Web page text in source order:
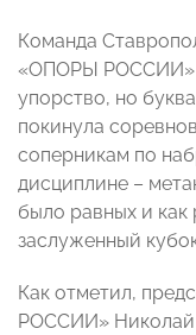
Команда
«ОПОРЫ РОССИИ»
упорство, но
покинула
соперникам по
дисциплине –
было равных и как
заслуженный
Как отметил,
РОССИИ» Николай